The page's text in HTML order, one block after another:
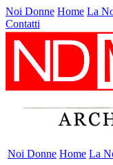
Noi Donne Home La
Contatti
Noi Donne Home La